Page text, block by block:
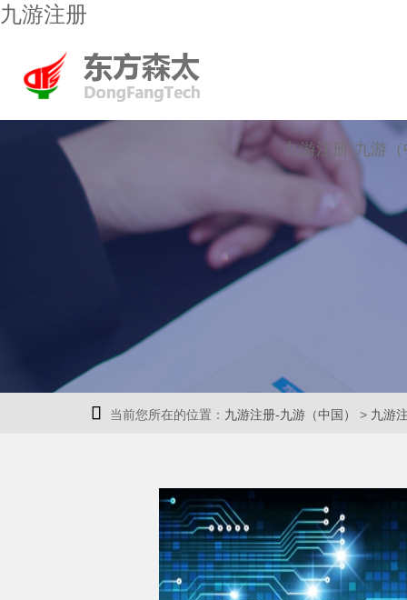
九游注册
九游注册-九游
 当前您所在的位置： 九游注册-九游（中国） > 九游